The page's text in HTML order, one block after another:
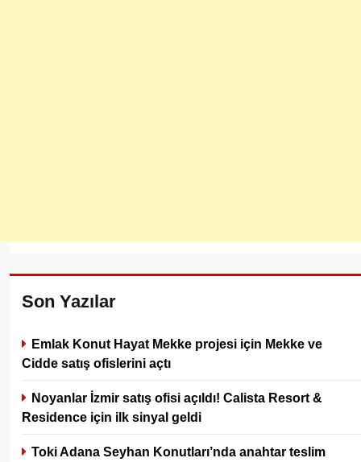
Son Yazılar
Emlak Konut Hayat Mekke projesi için Mekke ve
Cidde satış ofislerini açtı
Noyanlar İzmir satış ofisi açıldı! Calista Resort &
Residence için ilk sinyal geldi
Toki Adana Seyhan Konutları’nda anahtar teslim